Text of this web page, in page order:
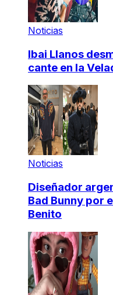
Noticias
Ibai Llanos
cante en la
Noticias
Diseñador
Bad Bunny por
Benito